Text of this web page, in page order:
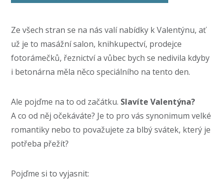
Ze všech stran se na nás valí nabídky k Valentýnu, ať
už je to masážní salon, knihkupectví, prodejce
fotorámečků, řeznictví a vůbec bych se nedivila kdyby
i betonárna měla něco speciálního na tento den.
Ale pojďme na to od začátku. Slavíte Valentýna?
A co od něj očekáváte? Je to pro vás synonimum velké
romantiky nebo to považujete za blbý svátek, který je
potřeba přežít?
Pojďme si to vyjasnit: